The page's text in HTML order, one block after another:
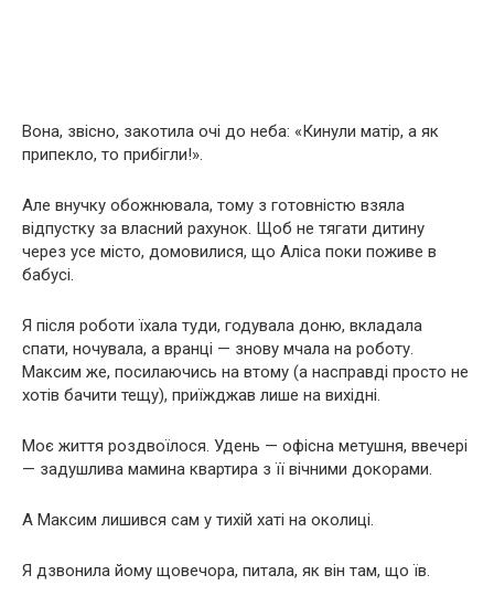
Вона, звісно, закотила очі до неба: «Кинули матір, а як
припекло, то прибігли!».
Але внучку обожнювала, тому з готовністю взяла
відпустку за власний рахунок. Щоб не тягати дитину
через усе місто, домовилися, що Аліса поки поживе в
бабусі.
Я після роботи їхала туди, годувала доню, вкладала
спати, ночувала, а вранці — знову мчала на роботу.
Максим же, посилаючись на втому (а насправді просто не
хотів бачити тещу), приїжджав лише на вихідні.
Моє життя роздвоїлося. Удень — офісна метушня, ввечері
— задушлива мамина квартира з її вічними докорами.
А Максим лишився сам у тихій хаті на околиці.
Я дзвонила йому щовечора, питала, як він там, що їв.